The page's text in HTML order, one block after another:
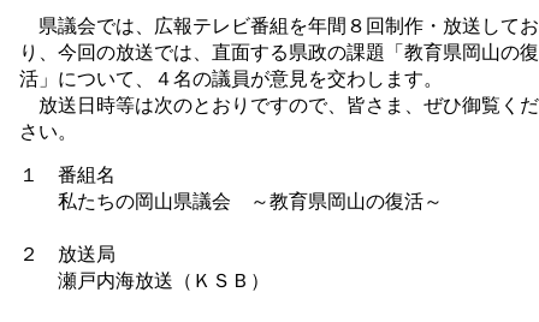
県議会では、広報テレビ番組を年間８回制作・放送してお
り、今回の放送では、直面する県政の課題「教育県岡山の復
活」について、４名の議員が意見を交わします。
放送日時等は次のとおりですので、皆さま、ぜひ御覧くだ
さい。
１ 番組名
私たちの岡山県議会 ～教育県岡山の復活～
２ 放送局
瀬戸内海放送（ＫＳＢ）